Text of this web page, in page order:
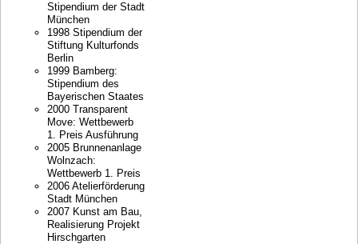
Stipendium der Stadt
München
1998 Stipendium der
Stiftung Kulturfonds
Berlin
1999 Bamberg:
Stipendium des
Bayerischen Staates
2000 Transparent
Move: Wettbewerb
1. Preis Ausführung
2005 Brunnenanlage
Wolnzach:
Wettbewerb 1. Preis
2006 Atelierförderung
Stadt München
2007 Kunst am Bau,
Realisierung Projekt
Hirschgarten